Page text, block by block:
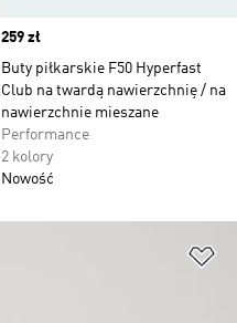
Price
259 zł
Buty piłkarskie F50 Hyperfast
Club na twardą nawierzchnię / na
nawierzchnie mieszane
Performance
2 kolory
Nowość